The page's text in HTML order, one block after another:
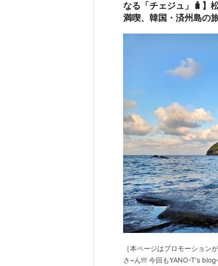
『しゃべれども しゃべれども
『図鑑に載ってない虫』(2007)
『ちりとてちん』(2007) 主人
「怨み屋本舗」(2008)ヤミ金会
2009年
不毛地帯（フジテレビ、2009
2010年
夏の恋は虹色に輝く(2010年7-9
クローン ベイビー」（TBS、
なる「チェジュ」🧳】
満喫、韓国・済州島
［本ページはプロモーション
さ~ん!!! 今回もYANO-T's